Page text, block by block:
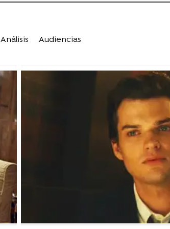
Análisis Audiencias